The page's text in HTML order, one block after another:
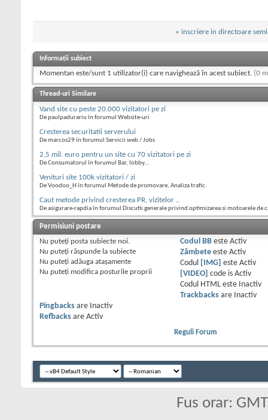
« inscriere in directoare
Informații subiect
Momentan este/sunt 1 utilizator(i) care navighează în acest subiect. (0
Thread-uri Similare
Vand site cu peste 20.000 vizitatori pe zi
De paulpadurariu în forumul Website-uri
Cresterea securitatii serverului
De marcos29 în forumul Servicii web / Jobs
2,5 mil. euro pentru un site cu 70 vizitatori pe zi
De Consumatorul în forumul Bar, lobby...
Venituri site 100k vizitatori / zi
De Voodoo_H în forumul Metode de promovare, Analiza trafic.
Caut metode privind cresterea PR, vizitelor ..
De asigurare-rapdia în forumul Discutii generale privind optimizarea si motoarele de
Permisiuni postare
Nu puteţi posta subiecte noi.
Nu puteţi răspunde la subiecte
Nu puteţi adăuga ataşamente
Nu puteţi modifica posturile proprii
Codul BBeste Activ
Zâmbeteeste Activ
Codul
[IMG] este Activ
[VIDEO] code is Activ
Codul HTML este
Inactiv
Trackbacksare
Inactiv
Pingbacks are
Inactiv
Refbacks are Activ
Reguli Forum
Fus orar: